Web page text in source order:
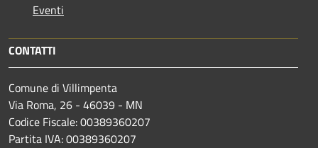
Eventi
CONTATTI
Comune di Villimpenta
Via Roma, 26 - 46039 - MN
Codice Fiscale: 00389360207
Partita IVA: 00389360207